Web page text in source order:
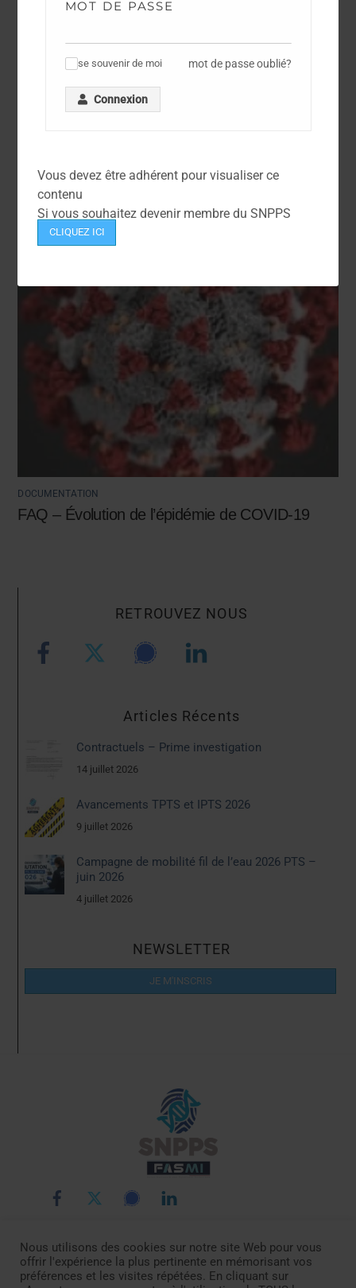
MOT DE PASSE
se souvenir de moi mot de passe oublié?
Connexion
Vous devez être adhérent pour visualiser ce
contenu
Si vous souhaitez devenir membre du SNPPS
CLIQUEZ ICI
d’Emploi de la Police Nationale
DOCUMENTATION
FAQ – Évolution de l’épidémie de COVID-19
RETROUVEZ NOUS
Articles Récents
Contractuels – Prime investigation
14 juillet 2026
Avancements TPTS et IPTS 2026
9 juillet 2026
Campagne de mobilité fil de l’eau 2026 PTS –
juin 2026
4 juillet 2026
NEWSLETTER
JE M'INSCRIS
Back
To
Top
LE SNPPS INTERLOCUTEURS LA POLICE SCIENTIFIQUE
LA FASMI RÉMUNÉRATIONS ACTUALITÉ DOCUMENTATION
Nous utilisons des cookies sur notre site Web pour vous
offrir l'expérience la plus pertinente en mémorisant vos
préférences et les visites répétées. En cliquant sur